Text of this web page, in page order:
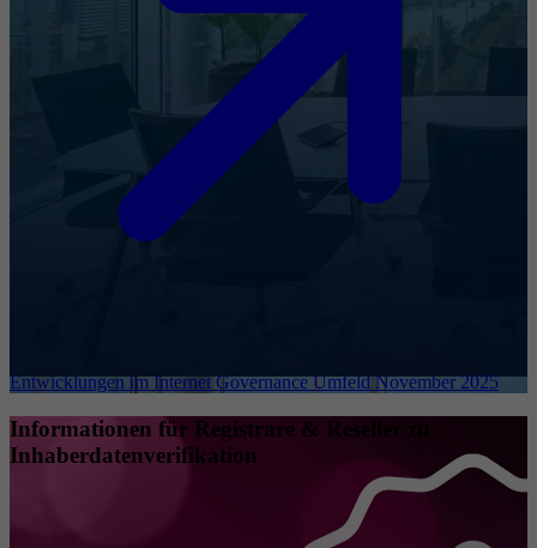
Entwicklungen im Internet Governance Umfeld November 2025
Informationen für Registrare & Reseller zu
Inhaberdatenverifikation